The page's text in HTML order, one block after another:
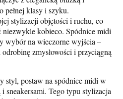
pełnej klasy i szyku.
stylizacji objętości i ruchu, co
niezwykle kobieco. Spódnice midi
wybór na wieczorne wyjścia –
zmysłowości i przyciągną
styl, postaw na spódnice midi w
sneakersami. Tego typu stylizacja